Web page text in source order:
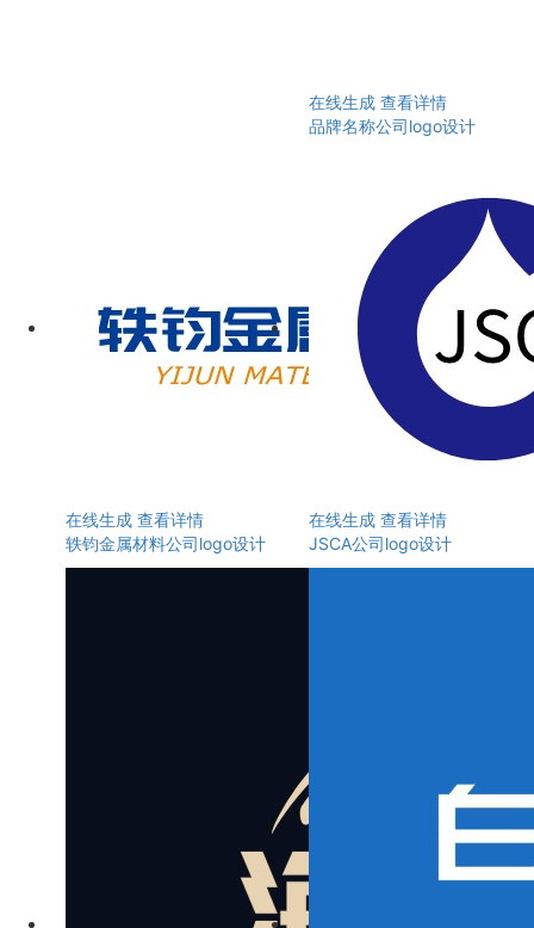
在线生成 查看详情
品牌名称公司logo设计
在线生成 查看详情
轶钧金属材料公司logo设计
在线生成 查看详情
JSCA公司logo设计